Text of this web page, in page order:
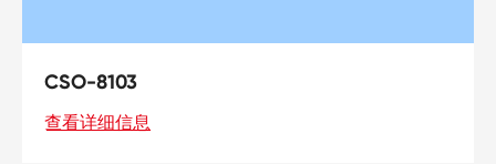
CSO-8108
查看详细信息